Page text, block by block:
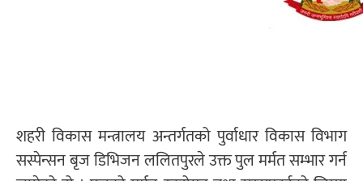
शहरी विकास मन्त्रालय अन्तर्गतको पुर्वाधार विकास विभाग
सस्पेन्सन बृज डिभिजन ललितपुरले उक्त पुल मर्मत सम्भार गर्न